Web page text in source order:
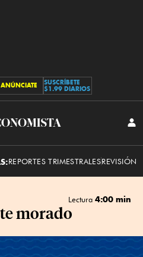
ANÚNCIATE
SUSCRÍBETE
$1.99 DIARIOS
El
REPORTES TRIMESTRALESREVISIÓN
Lectura 4:00 min
morado